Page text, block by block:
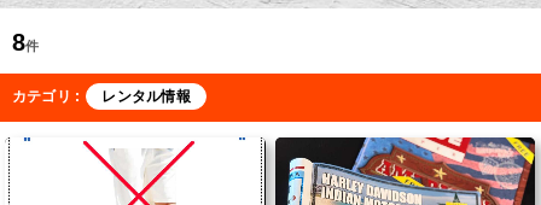
8件
カテゴリ : レンタル情報